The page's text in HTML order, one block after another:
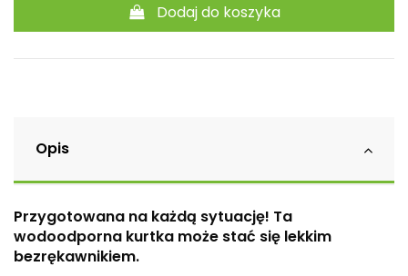
Dodaj do koszyka
Opis
Przygotowana na każdą sytuację! Ta
wodoodporna kurtka może stać się lekkim
bezrękawnikiem.